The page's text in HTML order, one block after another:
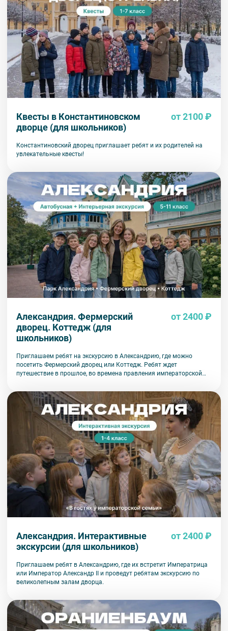
Квесты в Константиновском
дворце (для школьников)
от 2100 ₽
Константиновский дворец приглашает ребят и их родителей на
увлекательные квесты!
Александрия. Фермерский
дворец. Коттедж (для
школьников)
от 2400 ₽
Приглашаем ребят на экскурсию в Александрию, где можно
посетить Фермерский дворец или Коттедж. Ребят ждет
путешествие в прошлое, во времена правления императорской
Александрия. Интерактивные
экскурсии (для школьников)
от 2400 ₽
Приглашаем ребят в Александрию, где их встретит Императрица
или Император Александр II и проведут ребятам экскурсию по
великолепным залам дворца.